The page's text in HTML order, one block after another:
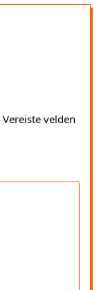
Vereiste velden